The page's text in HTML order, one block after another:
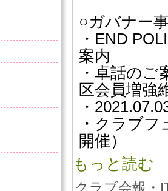
○ガバナー
・END
案内
・卓話の
区会員増強
・
・クラブ
開催）
もっと読む
クラブ会報・